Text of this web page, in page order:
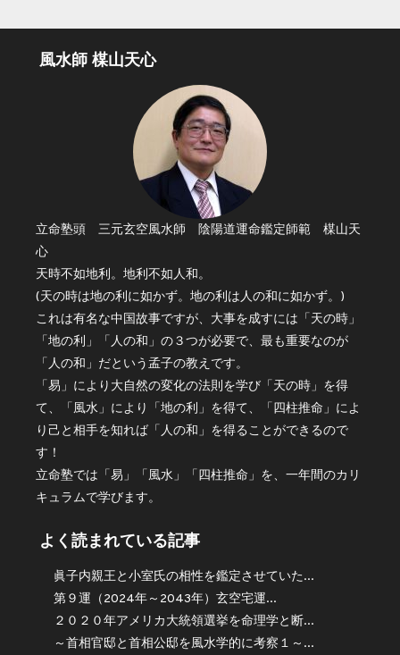
風水師 楳山天心
立命塾頭 三元玄空風水師 陰陽道運命鑑定師範 楳山天
心
天時不如地利。地利不如人和。
(天の時は地の利に如かず。地の利は人の和に如かず。)
これは有名な中国故事ですが、大事を成すには「天の時」
「地の利」「人の和」の３つが必要で、最も重要なのが
「人の和」だという孟子の教えです。
「易」により大自然の変化の法則を学び「天の時」を得
て、「風水」により「地の利」を得て、「四柱推命」によ
り己と相手を知れば「人の和」を得ることができるので
す！
立命塾では「易」「風水」「四柱推命」を、一年間のカリ
キュラムで学びます。
よく読まれている記事
眞子内親王と小室氏の相性を鑑定させていた...
第９運（2024年～2043年）玄空宅運...
２０２０年アメリカ大統領選挙を命理学と断...
～首相官邸と首相公邸を風水学的に考察１～...